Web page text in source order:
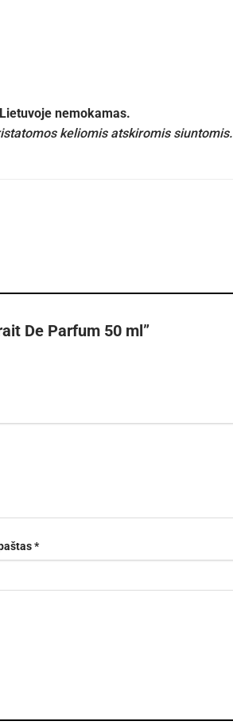
nemokamas.
keliomis atskiromis siuntomis.
De Parfum 50 ml”
*